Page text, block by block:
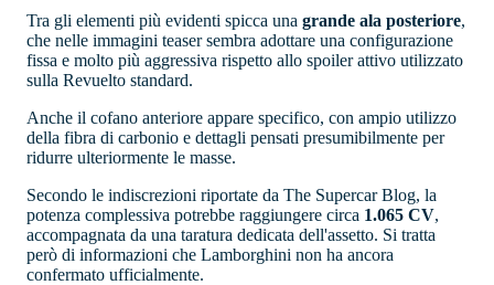
Tra gli elementi più evidenti spicca una grande ala posteriore,
che nelle immagini teaser sembra adottare una configurazione
fissa e molto più aggressiva rispetto allo spoiler attivo utilizzato
sulla Revuelto standard.
Anche il cofano anteriore appare specifico, con ampio utilizzo
della fibra di carbonio e dettagli pensati presumibilmente per
ridurre ulteriormente le masse.
Secondo le indiscrezioni riportate da The Supercar Blog, la
potenza complessiva potrebbe raggiungere circa 1.065 CV,
accompagnata da una taratura dedicata dell'assetto. Si tratta
però di informazioni che Lamborghini non ha ancora
confermato ufficialmente.